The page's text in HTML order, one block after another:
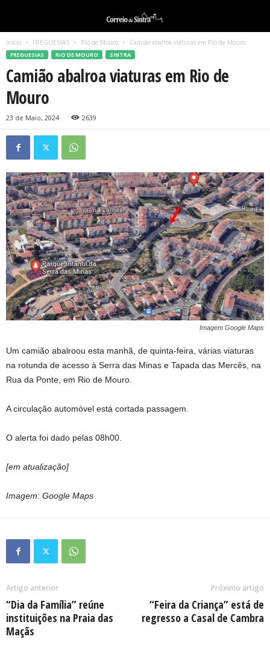
Início FREGUESIAS Rio de Mouro Camião abalroa viaturas em Rio de Mouro
FREGUESIAS RIO DE MOURO SINTRA
Camião abalroa viaturas em Rio de
Mouro
23 de Maio, 2024 2639
Imagem Google Maps
Um camião abalroou esta manhã, de quinta-feira, várias viaturas
na rotunda de acesso à Serra das Minas e Tapada das Mercês, na
Rua da Ponte, em Rio de Mouro.
A circulação automóvel está cortada passagem.
O alerta foi dado pelas 08h00.
[em atualização]
Imagem: Google Maps
Artigo anterior
“Dia da Família” reúne
instituições na Praia das
Maçãs
Próximo artigo
“Feira da Criança” está de
regresso a Casal de Cambra